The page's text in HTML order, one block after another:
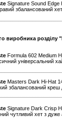
Signature Sound Edge
збалансований
виробника розділу
Formula 602 Medium
універсальний
Masters Dark Hi-Hat
збалансований креш
Signature Dark Crisp
чутливий хет з дуже